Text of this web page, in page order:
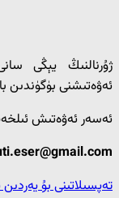
ژۇرنالنىڭ يېڭى
ئەۋەتىشنى بۈگۈندىن
ئەسەر ئەۋەتىش
تەپسىلاتىنى بۇ